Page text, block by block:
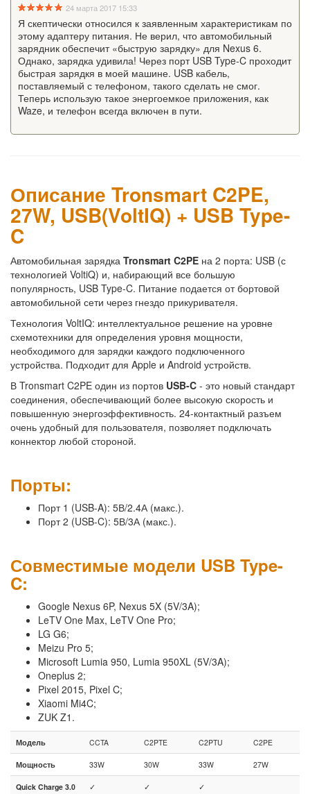
24 марта 2017 15:33
Я скептически относился к заявленным характеристикам по
этому адаптеру питания. Не верил, что автомобильный
зарядник обеспечит «быструю зарядку» для Nexus 6.
Однако, зарядка удивила! Через порт USB Type-C проходит
быстрая зарядкя в моей машине. USB кабель,
поставляемый с телефоном, такого сделать не смог.
Теперь использую такое энергоемкое приложения, как
Waze, и телефон всегда включен в пути.
Описание Tronsmart C2PE,
27W, USB(VoltIQ) + USB Type-
C
Автомобильная зарядка Tronsmart C2PE на 2 порта: USB (с
технологией VoltiQ) и, набирающий все большую
популярность, USB Type-C. Питание подается от бортовой
автомобильной сети через гнездо прикуривателя.
Технология VoltIQ: интеллектуальное решение на уровне
схемотехники для определения уровня мощности,
необходимого для зарядки каждого подключенного
устройства. Подходит для Apple и Android устройств.
В Tronsmart C2PE один из портов USB-C - это новый стандарт
соединения, обеспечивающий более высокую скорость и
повышенную энергоэффективность. 24-контактный разъем
очень удобный для пользователя, позволяет подключать
коннектор любой стороной.
Порты:
Порт 1 (USB-A): 5В/2.4А (макс.).
Порт 2 (USB-C): 5В/3А (макс.).
Совместимые модели USB Type-
C:
Google Nexus 6P, Nexus 5X (5V/3A);
LeTV One Max, LeTV One Pro;
LG G6;
Meizu Pro 5;
Microsoft Lumia 950, Lumia 950XL (5V/3A);
Oneplus 2;
Pixel 2015, Pixel C;
Xiaomi Mi4C;
ZUK Z1.
Модель CCTA C2PTE C2PTU C2PE
Мощность 33W 30W 33W 27W
Quick Charge 3.0 ✓ ✓ ✓